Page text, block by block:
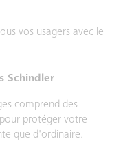
vos usagers avec le
Schindler
comprend des
protéger votre
que d'ordinaire.